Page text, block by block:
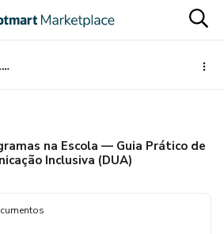
Pictogramas na Escola — Guia Prático de Comunicação Inclusiva (DUA)
na Escola — Guia Prático de
Inclusiva (DUA)